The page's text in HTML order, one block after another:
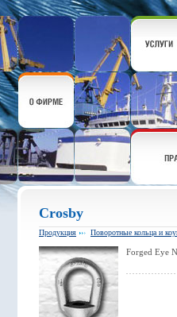
Crosby
Продукция Поворотные кольца и
Forged Eye